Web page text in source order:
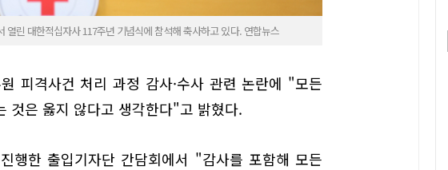
린 대한적십자사 117주년 기념식에 참석해 축사하고 있다. 연합뉴스
피격사건 처리 과정 감사·수사 관련 논란에 "모든
것은 옳지 않다고 생각한다"고 밝혔다.
행한 출입기자단 간담회에서 "감사를 포함해 모든